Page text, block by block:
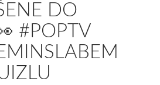
DO
#POPTV